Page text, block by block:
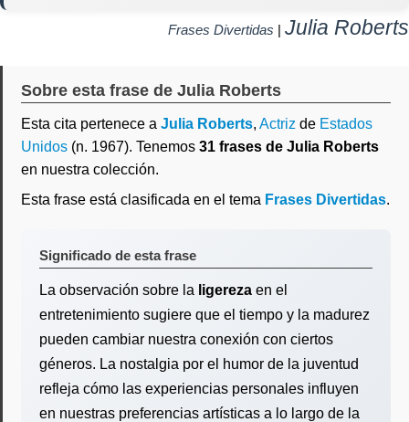
Frases Divertidas | Julia Roberts
Sobre esta frase de Julia Roberts
Esta cita pertenece a Julia Roberts, Actriz de Estados
Unidos (n. 1967). Tenemos 31 frases de Julia Roberts
en nuestra colección.
Esta frase está clasificada en el tema Frases Divertidas.
Significado de esta frase
La observación sobre la ligereza en el
entretenimiento sugiere que el tiempo y la madurez
pueden cambiar nuestra conexión con ciertos
géneros. La nostalgia por el humor de la juventud
refleja cómo las experiencias personales influyen
en nuestras preferencias artísticas a lo largo de la